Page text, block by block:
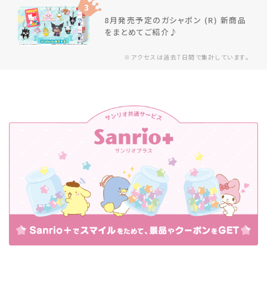
※アクセスは過去7日間で集計しています。
3
8月発売予定のガシャポン (R) 新商品
をまとめてご紹介♪